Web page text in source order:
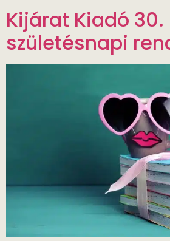
Kijárat Kiadó 30.
születésnapi